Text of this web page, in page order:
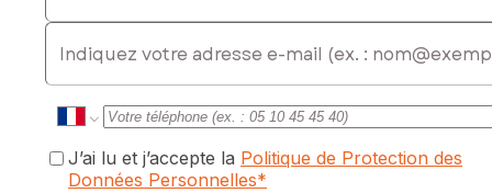
751517020
E-mail
J’ai lu et j’accepte la Politique de Protection des
Données Personnelles*